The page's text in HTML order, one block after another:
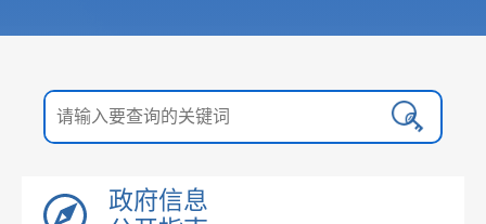
政府信息